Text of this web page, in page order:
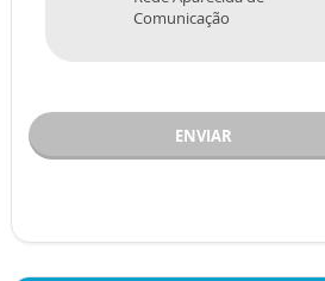
Comunicação
ENVIAR